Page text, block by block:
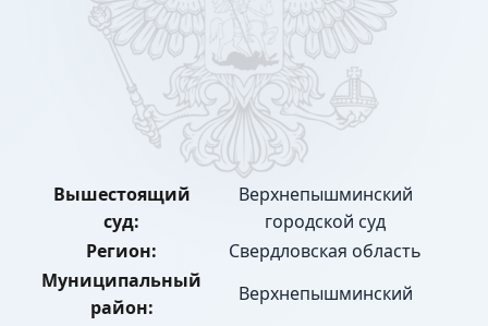
Вышестоящий
суд:
Верхнепышминский
городской суд
Регион:
Свердловская область
Муниципальный
район:
Верхнепышминский